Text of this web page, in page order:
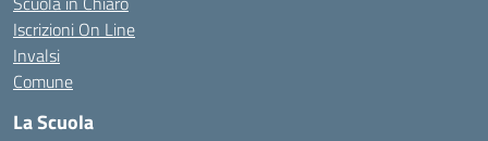
Iscrizioni On Line
Invalsi
Comune
La Scuola